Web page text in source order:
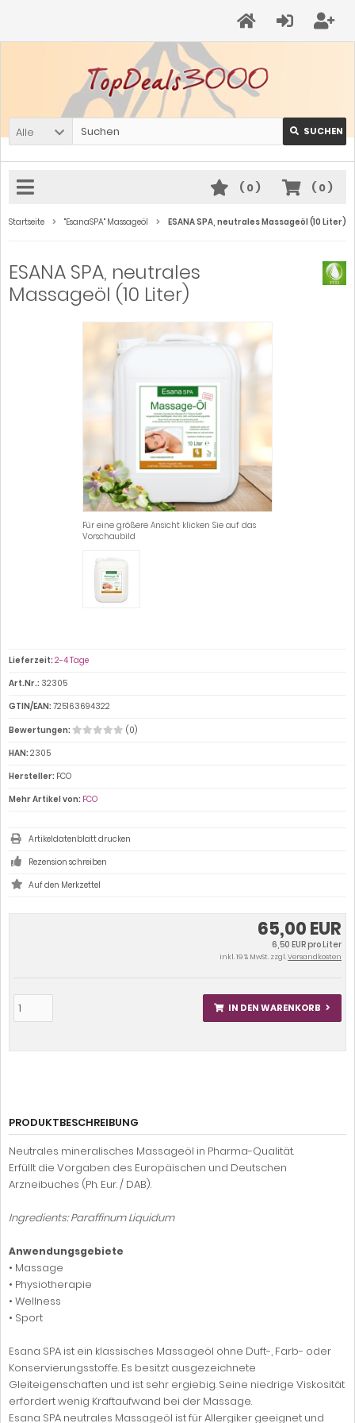
Alle SUCHEN
( 0)
( 0)
Startseite "EsanaSPA" Massageöl ESANA SPA, neutrales Massageöl (10 Liter)
ESANA SPA, neutrales
Massageöl (10 Liter)
Für eine größere Ansicht klicken Sie auf das
Vorschaubild
65,00 EUR
6,50 EUR pro Liter
inkl. 19 % MwSt. zzgl.Versandkosten
IN DEN WARENKORB
Lieferzeit: 2-4 Tage
Art.Nr.: 32305
GTIN/EAN: 725163694322
Bewertungen:
(0)
HAN: 2305
Hersteller: FCO
Mehr Artikel von: FCO
Artikeldatenblatt drucken
Rezension schreiben
PRODUKTBESCHREIBUNG
Neutrales mineralisches Massageöl in Pharma-Qualität.
Erfüllt die Vorgaben des Europäischen und Deutschen
Arzneibuches (Ph. Eur. / DAB).
Ingredients: Paraffinum Liquidum
Anwendungsgebiete
• Massage
• Physiotherapie
• Wellness
• Sport
Esana SPA ist ein klassisches Massageöl ohne Duft-, Farb- oder
Konservierungsstoffe. Es besitzt ausgezeichnete
Gleiteigenschaften und ist sehr ergiebig. Seine niedrige Viskosität
erfordert wenig Kraftaufwand bei der Massage.
Esana SPA neutrales Massageöl ist für Allergiker geeignet und